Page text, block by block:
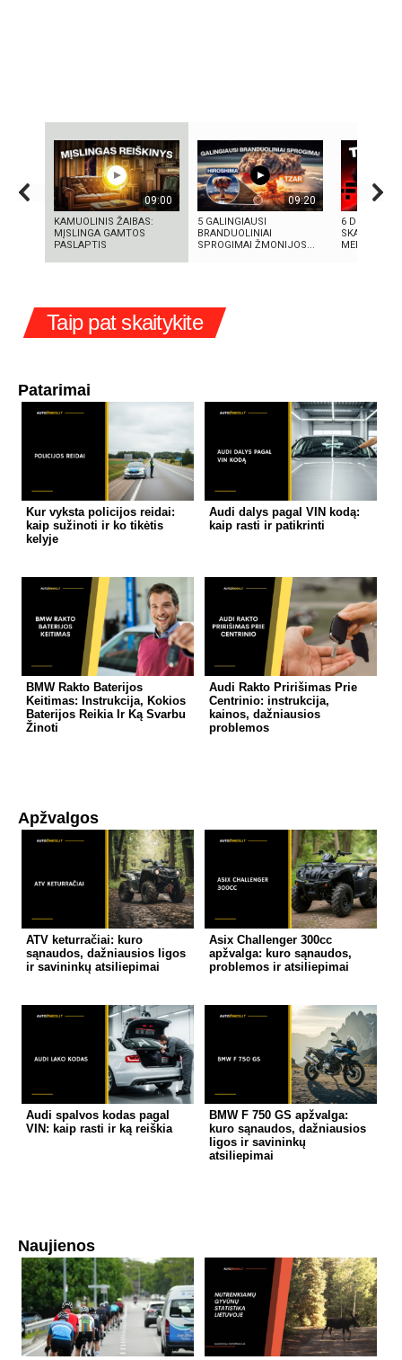
09:00
KAMUOLINIS ŽAIBAS:
MĮSLINGA GAMTOS
PASLAPTIS
09:20
5 GALINGIAUSI
BRANDUOLINIAI
SPROGIMAI ŽMONIJOS...
6 DIDŽIAUSI
SKANDALAI:
MELAI IR
Taip pat skaitykite
Patarimai
Kur vyksta policijos reidai:
kaip sužinoti ir ko tikėtis
kelyje
Audi dalys pagal VIN kodą:
kaip rasti ir patikrinti
BMW Rakto Baterijos
Keitimas: Instrukcija, Kokios
Baterijos Reikia Ir Ką Svarbu
Žinoti
Audi Rakto Pririšimas Prie
Centrinio: instrukcija,
kainos, dažniausios
problemos
Apžvalgos
ATV keturračiai: kuro
sąnaudos, dažniausios ligos
ir savininkų atsiliepimai
Asix Challenger 300cc
apžvalga: kuro sąnaudos,
problemos ir atsiliepimai
Audi spalvos kodas pagal
VIN: kaip rasti ir ką reiškia
BMW F 750 GS apžvalga:
kuro sąnaudos, dažniausios
ligos ir savininkų
atsiliepimai
Naujienos